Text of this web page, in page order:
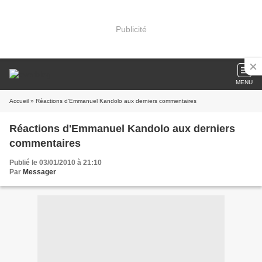
Publicité
MENU
Accueil » Réactions d'Emmanuel Kandolo aux derniers commentaires
Réactions d'Emmanuel Kandolo aux derniers
commentaires
Publié le 03/01/2010 à 21:10
Par Messager